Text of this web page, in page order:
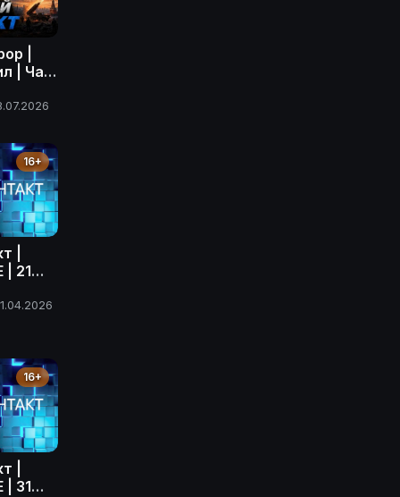
|
| Час
16+
|
| 21
16+
|
| 31